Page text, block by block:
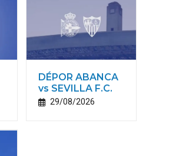
DÉPOR ABANCA
vs SEVILLA F.C.
29/08/2026